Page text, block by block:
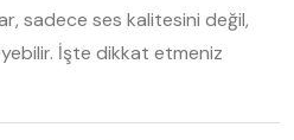
sadece ses kalitesini değil,
İşte dikkat etmeniz